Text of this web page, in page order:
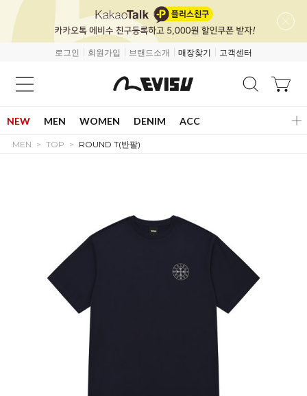
로그인 회원가입 브랜드소개 매장찾기 고객센터
NEW MEN WOMEN DENIM ACC
MEN TOP ROUND T(반팔)